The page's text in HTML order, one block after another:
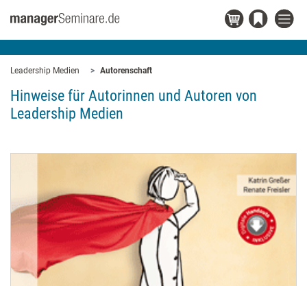
Leadership Medien Autorenschaft
Hinweise für Autorinnen und Autoren von
Leadership Medien